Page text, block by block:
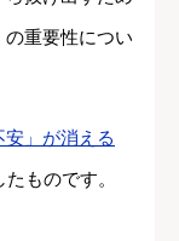
重要性につい
安」が消える
ものです。